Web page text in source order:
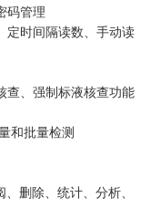
码管理
定时间隔读数、手动读
查、强制标液核查功能
和批量检测
删除、统计、分析、